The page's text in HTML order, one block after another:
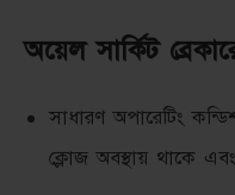
অয়েল সার্কিট
সাধারণ অপারেটিং
ক্লোজ অবস্থায় থাকে